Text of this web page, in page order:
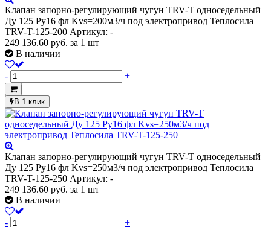
Клапан запорно-регулирующий чугун TRV-T односедельный
Ду 125 Ру16 фл Kvs=200м3/ч под электропривод Теплосила
TRV-T-125-200 Артикул: -
249 136.60 руб. за 1 шт
В наличии
- +
В 1 клик
Клапан запорно-регулирующий чугун TRV-T односедельный
Ду 125 Ру16 фл Kvs=250м3/ч под электропривод Теплосила
TRV-T-125-250 Артикул: -
249 136.60 руб. за 1 шт
В наличии
- +